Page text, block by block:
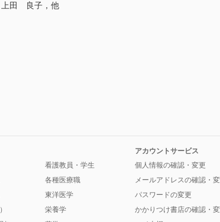
上田 良子，他
看護教員・学生
各種医療職
東洋医学
栄養学
アカウントサービス
個人情報の確認・変更
メールアドレスの確認・
パスワードの変更
かかりつけ書店の確認・